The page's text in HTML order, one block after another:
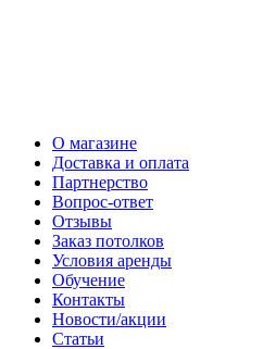
О магазине
Доставка и оплата
Партнерство
Вопрос-ответ
Отзывы
Заказ потолков
Условия аренды
Обучение
Контакты
Новости/акции
Статьи